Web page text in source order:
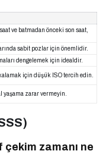
ve batmadan önceki son saat,
sabit pozlar için önemlidir.
dengelemek için idealdir.
için düşük ISO tercih edin.
yaşama zarar vermeyin.
zamanı ne